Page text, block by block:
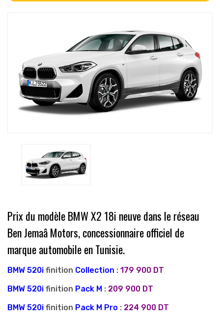
Prix du modèle BMW X2 18i neuve dans le réseau
Ben Jemaâ Motors, concessionnaire officiel de
marque automobile en Tunisie.
BMW 520i finition Collection : 179 900 DT
BMW 520i finition Pack M : 209 900 DT
BMW 520i finition Pack M Pro : 224 900 DT